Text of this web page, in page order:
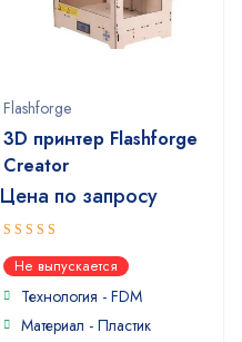
Flashforge
3D принтер Flashforge
Creator
Цена по запросу
5out of 5
Не выпускается
Технология - FDM
Материал - Пластик